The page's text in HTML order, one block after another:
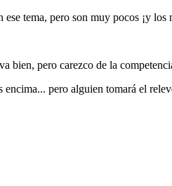
tema, pero son muy pocos ¡y
bien, pero carezco de la
pero alguien tomará el